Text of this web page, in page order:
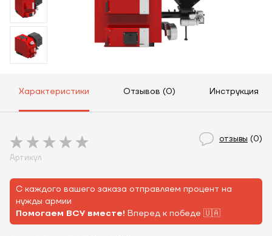
Характеристики Отзывов (0) Инструкция
отзывы (0)
Артикул
С каждого вашего заказа отправляем процент на
нужды армии
Помогаем ВСУ вместе! Вперед к победе 🇺🇦